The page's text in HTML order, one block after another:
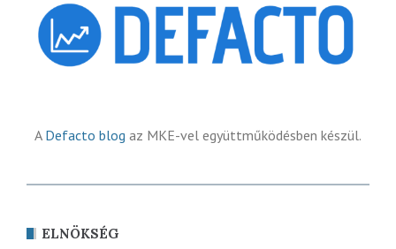
A Defacto blog az MKE-vel együttműködésben készül.
ELNÖKSÉG